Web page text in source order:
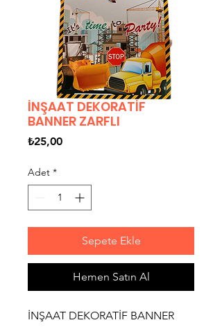
İNŞAAT DEKORATİF
BANNER ZARFLI
₺25,00Fiyat
Adet *
Sepete Ekle
Hemen Satın Al
İNŞAAT DEKORATİF BANNER